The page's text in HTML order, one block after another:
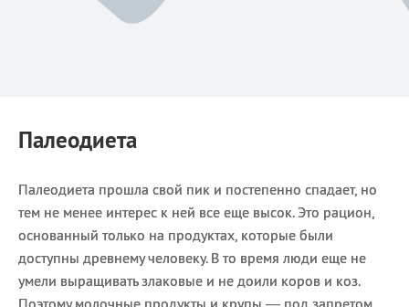
Палеодиета
Палеодиета прошла свой пик и постепенно спадает, но
тем не менее интерес к ней все еще высок. Это рацион,
основанный только на продуктах, которые были
доступны древнему человеку. В то время люди еще не
умели выращивать злаковые и не доили коров и коз.